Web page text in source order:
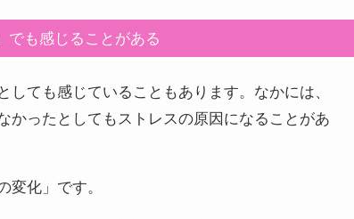
でも感じることがある
ても感じていることもあります。なかには、
かったとしてもストレスの原因になることがあ
変化」です。